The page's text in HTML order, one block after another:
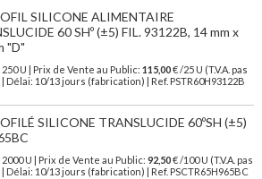
SILICONE ALIMENTAIRE
60 SHº (±5) FIL. 93122B, 14 mm x
"D"
250 U | Prix de Vente au Public: 115,00€/25 U (T.V.A. pas
| Délai: 10/13 jours (fabrication) | Ref. PSTR60H93122B
SILICONE TRANSLUCIDE 60ºSH (±5)
2000 U | Prix de Vente au Public: 92,50€/100 U (T.V.A. pas
| Délai: 10/13 jours (fabrication) | Ref. PSCTR65H965BC